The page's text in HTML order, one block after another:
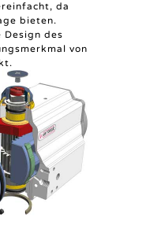
da
bieten.
Design des
von